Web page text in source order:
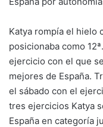
Katya rompía el hielo
posicionaba como
ejercicio con el que
mejores de España.
el sábado con el
tres ejercicios Katya
España en categoría